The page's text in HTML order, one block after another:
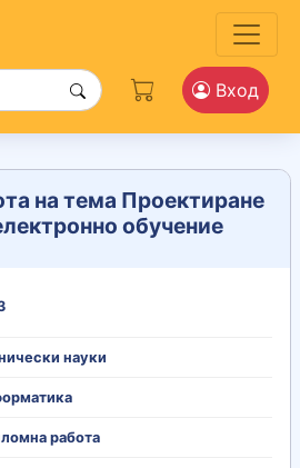
Вход
на тема Проектиране
обучение
науки
работа